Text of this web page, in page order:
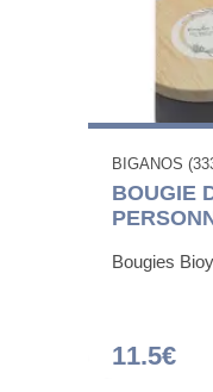
BIGANOS
BOUGIE
Bougies
11.5€